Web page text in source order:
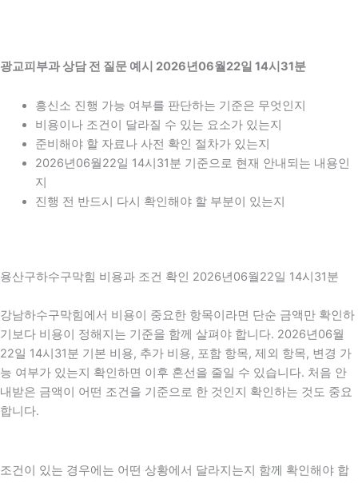
광교피부과 상담 전 질문 예시 2026년06월22일 14시31분
흥신소 진행 가능 여부를 판단하는 기준은 무엇인지
비용이나 조건이 달라질 수 있는 요소가 있는지
준비해야 할 자료나 사전 확인 절차가 있는지
2026년06월22일 14시31분 기준으로 현재 안내되는 내용인
지
진행 전 반드시 다시 확인해야 할 부분이 있는지
용산구하수구막힘 비용과 조건 확인 2026년06월22일 14시31분
강남하수구막힘에서 비용이 중요한 항목이라면 단순 금액만 확인하
기보다 비용이 정해지는 기준을 함께 살펴야 합니다. 2026년06월
22일 14시31분 기본 비용, 추가 비용, 포함 항목, 제외 항목, 변경 가
능 여부가 있는지 확인하면 이후 혼선을 줄일 수 있습니다. 처음 안
내받은 금액이 어떤 조건을 기준으로 한 것인지 확인하는 것도 중요
합니다.
조건이 있는 경우에는 어떤 상황에서 달라지는지 함께 확인해야 합